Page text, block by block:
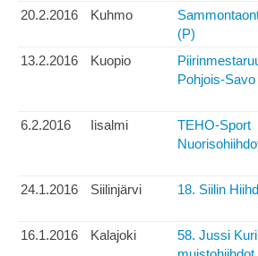
20.2.2016
Kuhmo
(P)
13.2.2016
Kuopio
Pohjois-Savo
6.2.2016
Iisalmi
TEHO-Sport
24.1.2016
Siilinjärvi 18. Siilin
16.1.2016 Kalajoki
58. Jussi